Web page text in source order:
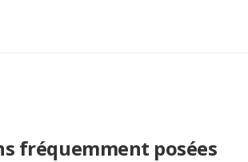
fréquemment posées